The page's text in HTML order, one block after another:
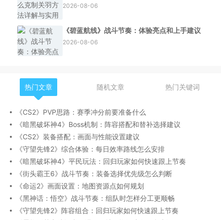
2026-08-06
《碧蓝航线》战斗节奏：体验亮点和上手建议
2026-08-06
热门文章 随机文章 热门关键词
《CS2》PVP思路：赛季冲分前要准备什么
《暗黑破坏神4》Boss机制：阵容搭配和替补选择建议
《CS2》装备搭配：画面与性能设置建议
《守望先锋2》综合体验：每日效率路线怎么安排
《暗黑破坏神4》平民玩法：回归玩家如何快速跟上节奏
《街头霸王6》战斗节奏：装备选择优先级怎么判断
《命运2》画面设置：地图资源点如何规划
《黑神话：悟空》战斗节奏：组队时怎样分工更顺畅
《守望先锋2》阵容组合：回归玩家如何快速跟上节奏